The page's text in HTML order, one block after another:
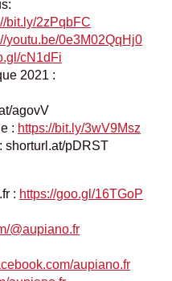
bit.ly/2zPqbFC
youtu.be/0e3M02QqHj0
cN1dFi
2021 :
agovV
: https://bit.ly/3wV9Msz
shorturl.at/pDRST
: https://goo.gl/16TGoP
@aupiano.fr
aupiano.fr